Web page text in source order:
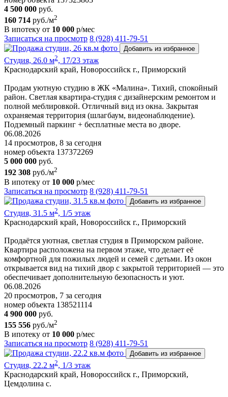
4 500 000 руб.
160 714 руб./м2
В ипотеку от 10 000 р/мес
Записаться на просмотр 8 (928) 411-79-51
Добавить из избранное
Студия, 26.0 м2, 17/23 этаж
Краснодарский край, Новороссийск г., Приморский
Продам уютную студию в ЖК «Малина». Тихий, спокойный
район. Светлая квартира-студия с дизайнерским ремонтом и
полной меблировкой. Отличный вид из окна. Закрытая
охраняемая территория (шлагбаум, видеонаблюдение).
Подземный паркинг + бесплатные места во дворе.
06.08.2026
14 просмотров, 8 за сегодня
номер объекта 137372269
5 000 000 руб.
192 308 руб./м2
В ипотеку от 10 000 р/мес
Записаться на просмотр 8 (928) 411-79-51
Добавить из избранное
Студия, 31.5 м2, 1/5 этаж
Краснодарский край, Новороссийск г., Приморский
Продаётся уютная, светлая студия в Приморском районе.
Квартира расположена на первом этаже, что делает её
комфортной для пожилых людей и семей с детьми. Из окон
открывается вид на тихий двор с закрытой территорией — это
обеспечивает дополнительную безопасность и уют.
06.08.2026
20 просмотров, 7 за сегодня
номер объекта 138521114
4 900 000 руб.
155 556 руб./м2
В ипотеку от 10 000 р/мес
Записаться на просмотр 8 (928) 411-79-51
Добавить из избранное
Студия, 22.2 м2, 1/3 этаж
Краснодарский край, Новороссийск г., Приморский,
Цемдолина с.